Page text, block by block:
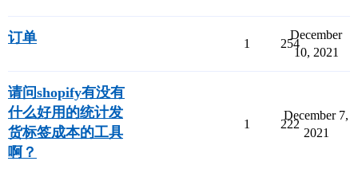
订单 1 254
December
10, 2021
请问shopify有没有
什么好用的统计发
货标签成本的工具
啊？
1 222
December 7,
2021